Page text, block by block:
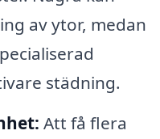
av ytor, medan
städning.
Att få flera